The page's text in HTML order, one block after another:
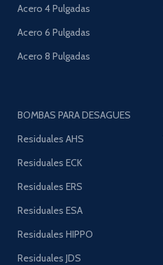
Acero 4 Pulgadas
Acero 6 Pulgadas
Acero 8 Pulgadas
BOMBAS PARA DESAGUES
Residuales AHS
Residuales ECK
Residuales ERS
Residuales ESA
Residuales HIPPO
Residuales JDS